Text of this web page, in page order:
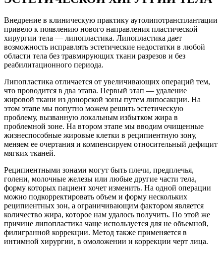
Внедрение в клиническую практику аутолипотрансплантации
привело к появлению нового направления пластической
хирургии тела — липопластика. Липопластика дает
возможность исправлять эстетические недостатки в любой
области тела без травмирующих ткани разрезов и без
реабилитационного периода.
Липопластика отличается от увеличивающих операций тем,
что проводится в два этапа. Первый этап — удаление
жировой ткани из донорской зоны путем липосакции. На
этом этапе мы попутно можем решить эстетическую
проблему, вызванную локальным избытком жира в
проблемной зоне. На втором этапе мы вводим очищенные
жизнеспособные жировые клетки в реципиентную зону,
меняем ее очертания и компенсируем относительный дефицит
мягких тканей.
Реципиентными зонами могут быть плечи, предплечья,
голени, молочные железы или любые другие части тела,
форму которых пациент хочет изменить. На одной операции
можно подкорректировать объем и форму нескольких
реципиентных зон, а ограничивающим фактором является
количество жира, которое нам удалось получить. По этой же
причине липопластика чаще используется для не объемной,
филигранной коррекции. Метод также применяется в
интимной хирургии, в омоложении и коррекции черт лица.